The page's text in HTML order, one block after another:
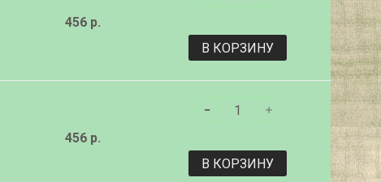
456 р.
В КОРЗИНУ
456 р.
В КОРЗИНУ